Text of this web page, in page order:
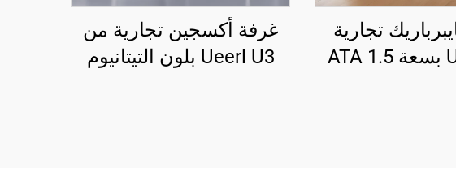
تجارية
Ueerl H8 بسعة 1.5 ATA
غرفة أكسجين تجارية من
Ueerl U3 بلون التيتانيوم